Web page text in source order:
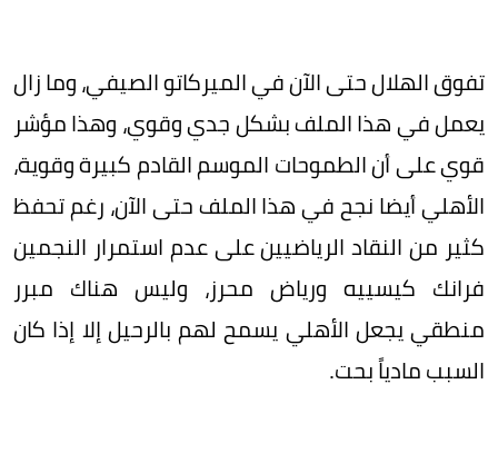
تفوق الهلال حتى الآن في الميركاتو الصيفي، وما زال
يعمل في هذا الملف بشكل جدي وقوي، وهذا مؤشر
قوي على أن الطموحات الموسم القادم كبيرة وقوية،
الأهلي أيضا نجح في هذا الملف حتى الآن، رغم تحفظ
كثير من النقاد الرياضيين على عدم استمرار النجمين
فرانك كيسييه ورياض محرز، وليس هناك مبرر
منطقي يجعل الأهلي يسمح لهم بالرحيل إلا إذا كان
السبب مادياً بحت.